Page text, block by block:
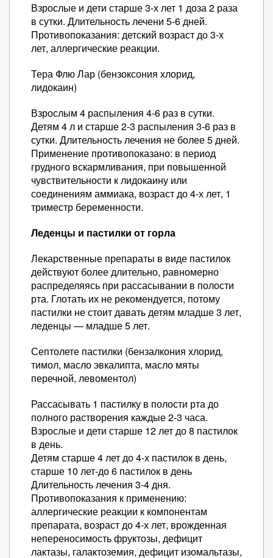
Взрослые и дети старше 3-х лет 1 доза 2 раза
в сутки. Длительность лечени 5-6 дней.
Противопоказания: детский возраст до 3-х
лет, аллергические реакции.
Тера Флю Лар (бензоксония хлорид,
лидокаин)
Взрослым 4 распыления 4-6 раз в сутки.
Детям 4 л и старше 2-3 распыления 3-6 раз в
сутки. Длительность лечения не более 5 дней.
Применение противопоказано: в период
грудного вскармливания, при повышенной
чувствительности к лидокаину или
соединениям аммиака, возраст до 4-х лет, 1
триместр беременности.
Леденцы и пастилки от горла
Лекарственные препараты в виде пастилок
действуют более длительно, равномерно
распределяясь при рассасывании в полости
рта. Глотать их не рекомендуется, потому
пастилки не стоит давать детям младше 3 лет,
леденцы — младше 5 лет.
Септолете пастилки (бензалкония хлорид,
тимол, масло эвкалипта, масло мяты
перечной, левоментол)
Рассасывать 1 пастилку в полости рта до
полного растворения каждые 2-3 часа.
Взрослые и дети старше 12 лет до 8 пастилок
в день.
Детям старше 4 лет до 4-х пастилок в день,
старше 10 лет-до 6 пастилок в день
Длительность лечения 3-4 дня.
Противопоказания к применению:
аллергические реакции к компонентам
препарата, возраст до 4-х лет, врожденная
непереносимость фруктозы, дефицит
лактазы, галактоземия, дефицит изомальтазы,